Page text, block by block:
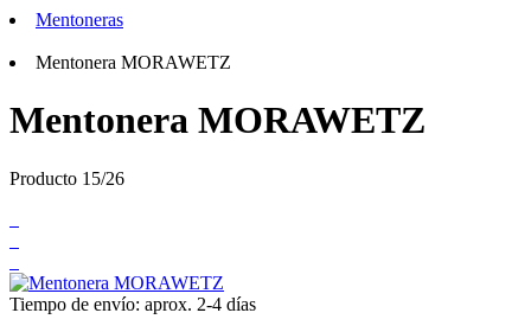
Mentoneras
Mentonera MORAWETZ
Mentonera MORAWETZ
Producto 15/26
Tiempo de envío: aprox. 2-4 días